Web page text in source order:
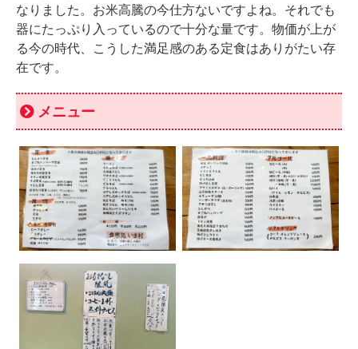
なりました。お米高騰の今仕方ないですよね。それでも
器にたっぷり入っているので十分な量です。物価が上が
る今の時代、こうした満足感のある定食はありがたい存
在です。
メニュー